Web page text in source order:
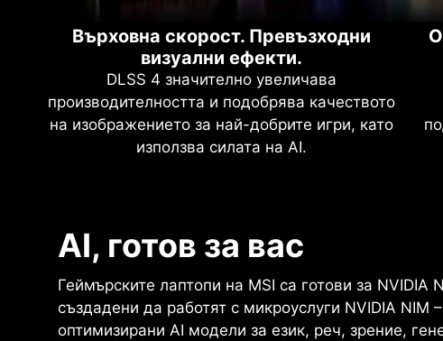
Върховна скорост. Превъзходни
визуални ефекти.
DLSS 4 значително увеличава
производителността и подобрява качеството
на изображението за най-добрите игри, като
използва силата на AI.
AI, готов за вас
Геймърските лаптопи на MSI са готови за NVIDIA
създадени да работят с микроуслуги NVIDIA NIM –
оптимизирани AI модели за език, реч, зрение,
NVIDIA DLSS 4
Върховна скорост.
визуални ефекти.
Пълен рей трейсинг с невронно
рендиране
Променящ играта